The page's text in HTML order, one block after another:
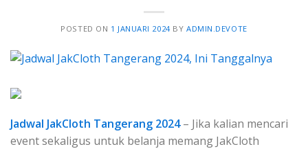
POSTED ON 1 JANUARI 2024BY ADMIN.DEVOTE
Jadwal JakCloth Tangerang 2024– Jika kalian mencari
event sekaligus untuk belanja memang JakCloth